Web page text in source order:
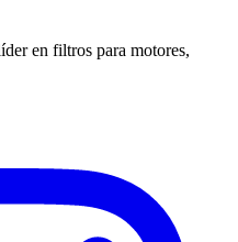
en filtros para motores,